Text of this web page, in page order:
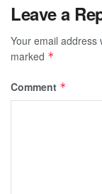
Leave a
Your email address
marked *
Comment *